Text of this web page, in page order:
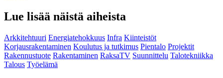
Lue lisää näistä aiheista
Arkkitehtuuri Energiatehokkuus Infra Kiinteistöt
Korjausrakentaminen Koulutus ja tutkimus Pientalo Projektit
Rakennustuote Rakentaminen RaksaTV Suunnittelu Talotekniikka
Talous Työelämä